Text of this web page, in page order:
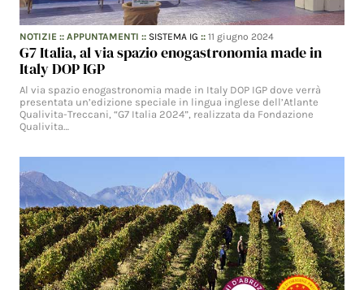
NOTIZIE ::APPUNTAMENTI :: SISTEMA IG ::11 giugno 2024
G7 Italia, al via spazio enogastronomia made in
Italy DOP IGP
Al via spazio enogastronomia made in Italy DOP IGP dove verrà
presentata un’edizione speciale in lingua inglese dell’Atlante
Qualivita-Treccani, “G7 Italia 2024”, realizzata da Fondazione
Qualivita…